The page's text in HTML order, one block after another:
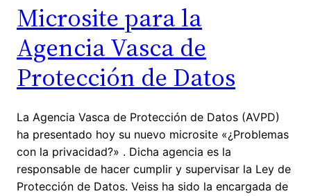
Microsite para la
Agencia Vasca de
Protección de Datos
La Agencia Vasca de Protección de Datos (AVPD)
ha presentado hoy su nuevo microsite «¿Problemas
con la privacidad?» . Dicha agencia es la
responsable de hacer cumplir y supervisar la Ley de
Protección de Datos. Veiss ha sido la encargada de